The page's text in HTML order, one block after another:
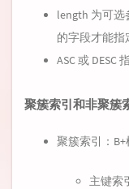
length 为可
的字段才能指
ASC 或 DESC
聚簇索引和非聚簇
聚簇索引：
主键索